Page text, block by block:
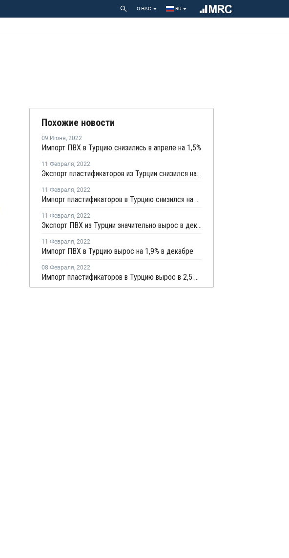
О НАС RU
Похожие новости
09 Июня, 2022
Импорт ПВХ в Турцию снизились в апреле на 1,5%
11 Февраля, 2022
Экспорт пластификаторов из Турции снизился на 7,9%
11 Февраля, 2022
Импорт пластификаторов в Турцию снизился на 40,4% в декабре
11 Февраля, 2022
Экспорт ПВХ из Турции значительно вырос в декабре
11 Февраля, 2022
Импорт ПВХ в Турцию вырос на 1,9% в декабре
08 Февраля, 2022
Импорт пластификаторов в Турцию вырос в 2,5 раз в ноябре